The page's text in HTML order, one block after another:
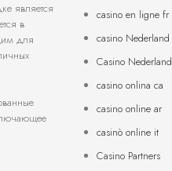
является
в
для
casino en ligne fr
casino Nederland
Casino Nederland
casino onlina ca
casino online ar
casinò online it
Casino Partners